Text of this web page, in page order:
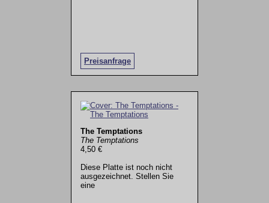
Preisanfrage
The Temptations
The Temptations
4,50 €
Diese Platte ist noch nicht
ausgezeichnet. Stellen Sie
eine